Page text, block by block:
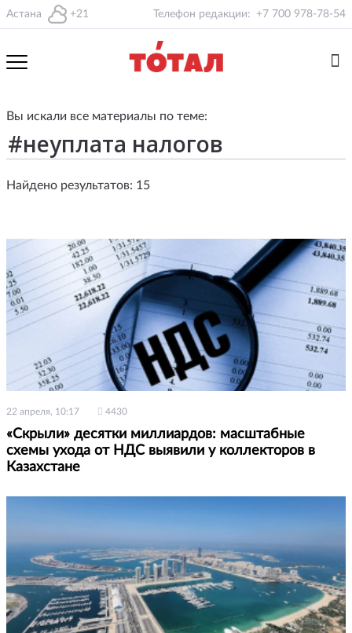
Астана +21 Телефон редакции: +7 700 978-78-54
Вы искали все материалы по теме:
Найдено результатов: 15
22 апреля, 10:17 4430
«Скрыли» десятки миллиардов: масштабные
схемы ухода от НДС выявили у коллекторов в
Казахстане